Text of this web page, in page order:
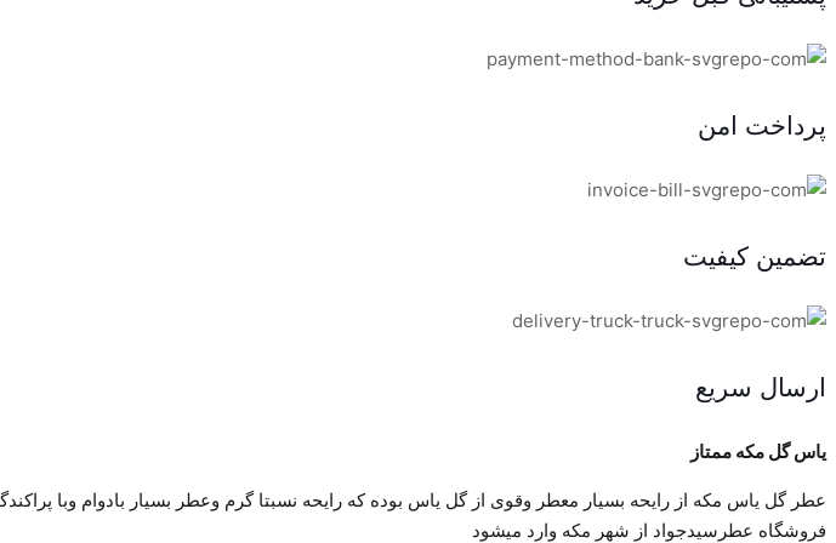
پرداخت امن
تضمین کیفیت
ارسال سریع
ياس گل مكه ممتاز
عطر گل ياس مكه از رايحه بسيار معطر وقوى از گل ياس بوده كه رايحه نسبتا گرم وعطر بسيار بادوام وبا
فروشگاه عطرسيدجواد از شهر مكه وارد ميشود